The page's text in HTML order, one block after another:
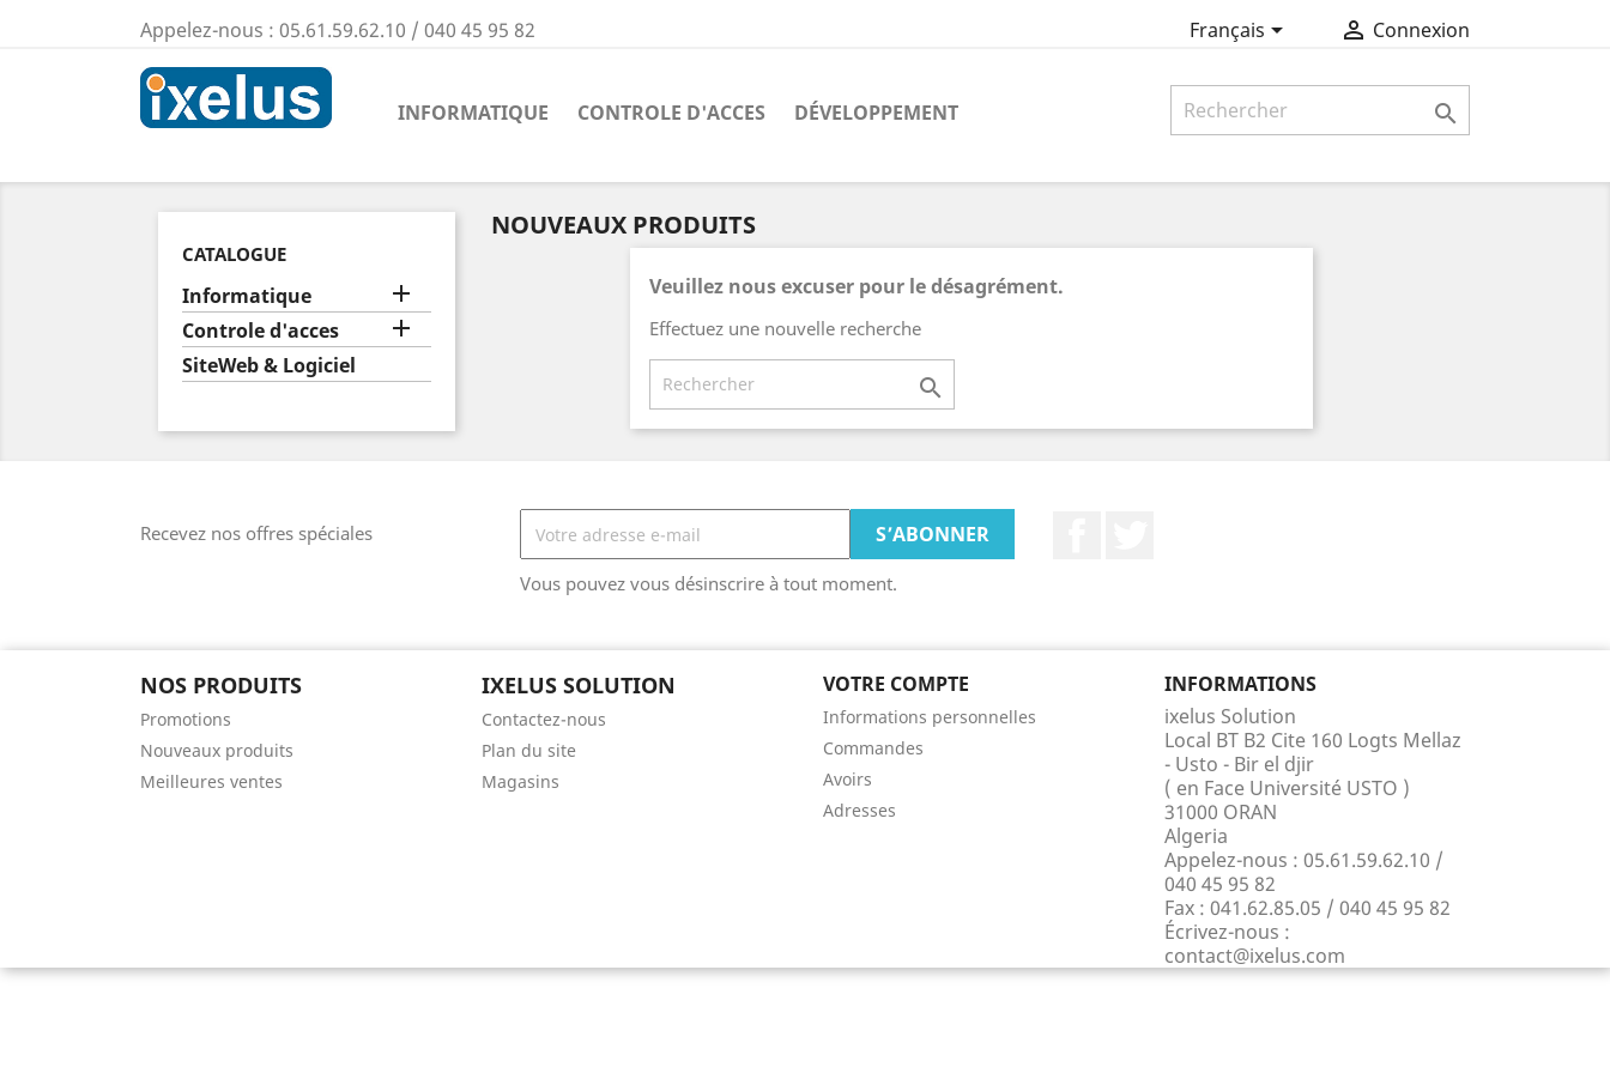
Appelez-nous : 05.61.59.62.10 / 040 45 95 82 Français  Connexion
INFORMATIQUE CONTROLE D'ACCES DÉVELOPPEMENT 
CATALOGUE
Informatique 
Controle d'acces 
SiteWeb & Logiciel
NOUVEAUX PRODUITS
Veuillez nous excuser pour le désagrément.
Effectuez une nouvelle recherche

Recevez nos offres spéciales
Vous pouvez vous désinscrire à tout moment.
NOS PRODUITS
Promotions
Nouveaux produits
Meilleures ventes
IXELUS SOLUTION
Contactez-nous
Plan du site
Magasins
VOTRE COMPTE
Informations personnelles
Commandes
Avoirs
Adresses
INFORMATIONS
ixelus Solution
Local BT B2 Cite 160 Logts Mellaz
- Usto - Bir el djir
( en Face Université USTO )
31000 ORAN
Algeria
Appelez-nous : 05.61.59.62.10 /
040 45 95 82
Fax : 041.62.85.05 / 040 45 95 82
Écrivez-nous :
contact@ixelus.com